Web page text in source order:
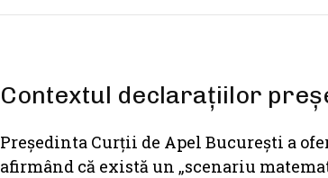
Contextul declarațiilor
Președinta Curții de Apel București a
afirmând că există un „scenariu